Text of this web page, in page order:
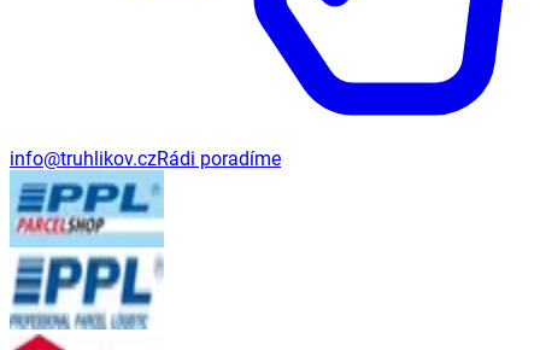
info@truhlikov.czRádi poradíme